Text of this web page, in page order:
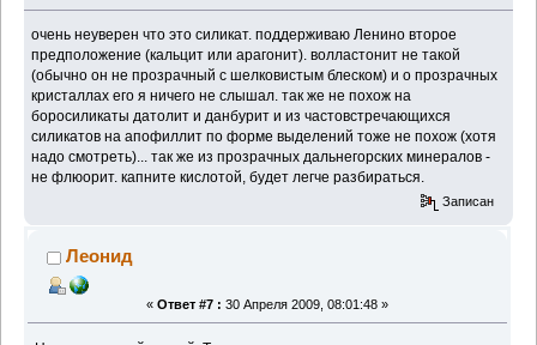
очень неуверен что это силикат. поддерживаю Ленино второе
предположение (кальцит или арагонит). волластонит не такой
(обычно он не прозрачный с шелковистым блеском) и о прозрачных
кристаллах его я ничего не слышал. так же не похож на
боросиликаты датолит и данбурит и из частовстречающихся
силикатов на апофиллит по форме выделений тоже не похож (хотя
надо смотреть)... так же из прозрачных дальнегорских минералов -
не флюорит. капните кислотой, будет легче разбираться.
Записан
Леонид
« Ответ #7 : 30 Апреля 2009, 08:01:48 »